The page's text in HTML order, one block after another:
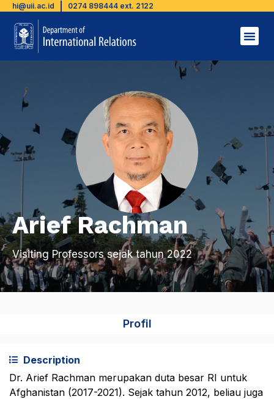
hi@uii.ac.id 0274 898444 ext. 2122
Arief Rachman
Visiting Professors sejak tahun 2022
Profil
Description
Dr. Arief Rachman merupakan duta besar RI untuk
Afghanistan (2017-2021). Sejak tahun 2012, beliau juga